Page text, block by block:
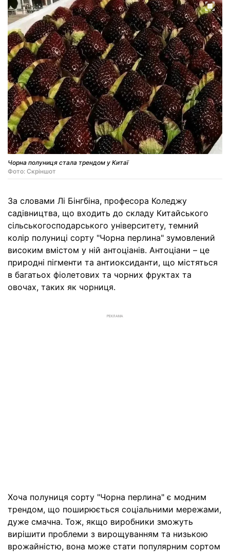
Чорна полуниця стала трендом у Китаї
Фото: Скріншот
За словами Лі Бінгбіна, професора Коледжу
садівництва, що входить до складу Китайського
сільськогосподарського університету, темний
колір полуниці сорту "Чорна перлина" зумовлений
високим вмістом у ній антоціанів. Антоціани – це
природні пігменти та антиоксиданти, що містяться
в багатьох фіолетових та чорних фруктах та
овочах, таких як чорниця.
РЕКЛАМА
Хоча полуниця сорту "Чорна перлина" є модним
трендом, що поширюється соціальними мережами,
дуже смачна. Тож, якщо виробники зможуть
вирішити проблеми з вирощуванням та низькою
врожайністю, вона може стати популярним сортом